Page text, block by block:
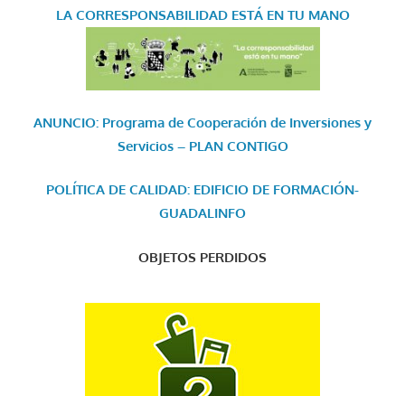
LA CORRESPONSABILIDAD ESTÁ EN TU MANO
ANUNCIO: Programa de Cooperación de Inversiones y
Servicios – PLAN CONTIGO
POLÍTICA DE CALIDAD: EDIFICIO DE FORMACIÓN-
GUADALINFO
OBJETOS PERDIDOS